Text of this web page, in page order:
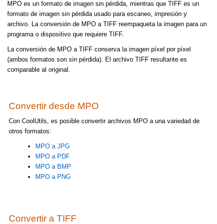
MPO es un formato de imagen sin pérdida, mientras que TIFF es un
formato de imagen sin pérdida usado para escaneo, impresión y
archivo. La conversión de MPO a TIFF reempaqueta la imagen para un
programa o dispositivo que requiere TIFF.
La conversión de MPO a TIFF conserva la imagen píxel por píxel
(ambos formatos son sin pérdida). El archivo TIFF resultante es
comparable al original.
Convertir desde MPO
Con CoolUtils, es posible convertir archivos MPO a una variedad de
otros formatos:
MPO a JPG
MPO a PDF
MPO a BMP
MPO a PNG
Convertir a TIFF